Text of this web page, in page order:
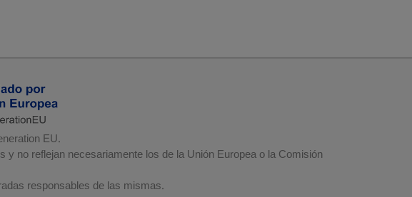
EU.
no reflejan necesariamente los de la Unión Europea o la Comisión
responsables de las mismas.